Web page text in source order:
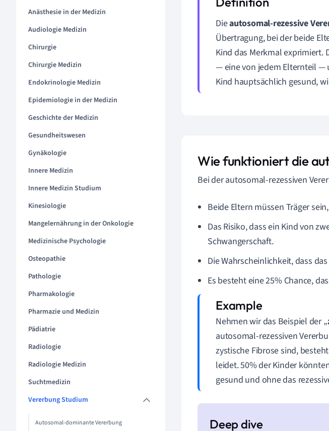
Anästhesie in der Medizin
Audiologie Medizin
Chirurgie
Chirurgie Medizin
Endokrinologie Medizin
Epidemiologie in der Medizin
Geschichte der Medizin
Gesundheitswesen
Gynäkologie
Innere Medizin
Innere Medizin Studium
Kinesiologie
Mangelernährung in der Onkologie
Medizinische Psychologie
Osteopathie
Pathologie
Pharmakologie
Pharmazie und Medizin
Pädiatrie
Radiologie
Radiologie Medizin
Suchtmedizin
Vererbung Studium
Autosomal-dominante Vererbung
Dieautosomal-rezessive
Übertragung, bei der beide
Kind das Merkmal exprimiert.
— eine von jedem Elternteil —
Kind hauptsächlich gesund,
Wie funktioniert die
Bei der autosomal-rezessiven
Beide Eltern müssen Träger
Das Risiko, dass ein Kind von
Schwangerschaft.
Die Wahrscheinlichkeit, dass
Es besteht eine 25% Chance,
Nehmen wir das Beispiel der „
autosomal-rezessiven
zystische Fibrose sind,
leidet. 50% der Kinder
gesund und ohne das